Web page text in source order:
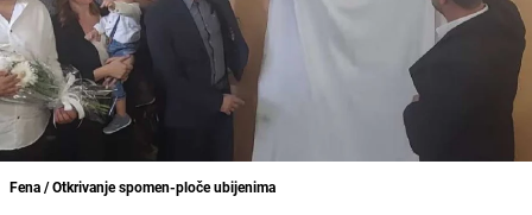
Fena / Otkrivanje spomen-ploče ubijenima